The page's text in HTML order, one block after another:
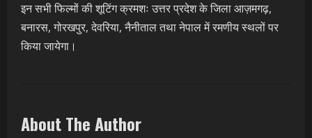
इन सभी फिल्मों की शूटिंग क्रमशः उत्तर प्रदेश के जिला आज़मगढ़,
बनारस, गोरखपुर, देवरिया, नैनीताल तथा नेपाल में रमणीय स्थलों पर
किया जायेगा।
About The Author